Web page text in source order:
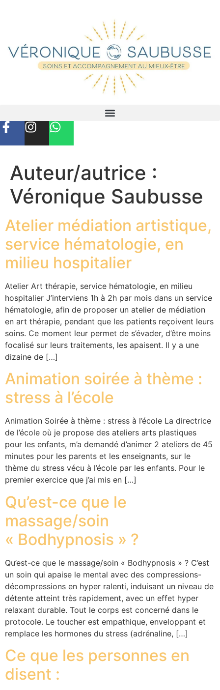
Auteur/autrice :
Véronique Saubusse
Atelier médiation artistique,
service hématologie, en
milieu hospitalier
Atelier Art thérapie, service hématologie, en milieu
hospitalier J’interviens 1h à 2h par mois dans un service
hématologie, afin de proposer un atelier de médiation
en art thérapie, pendant que les patients reçoivent leurs
soins. Ce moment leur permet de s’évader, d’être moins
focalisé sur leurs traitements, les apaisent. Il y a une
dizaine de […]
Animation soirée à thème :
stress à l’école
Animation Soirée à thème : stress à l’école La directrice
de l’école où je propose des ateliers arts plastiques
pour les enfants, m’a demandé d’animer 2 ateliers de 45
minutes pour les parents et les enseignants, sur le
thème du stress vécu à l’école par les enfants. Pour le
premier exercice que j’ai mis en […]
Qu’est-ce que le
massage/soin
« Bodhypnosis » ?
Qu’est-ce que le massage/soin « Bodhypnosis » ? C’est
un soin qui apaise le mental avec des compressions-
décompressions en hyper ralenti, induisant un niveau de
détente atteint très rapidement, avec un effet hyper
relaxant durable. Tout le corps est concerné dans le
protocole. Le toucher est empathique, enveloppant et
remplace les hormones du stress (adrénaline, […]
Ce que les personnes en
disent :